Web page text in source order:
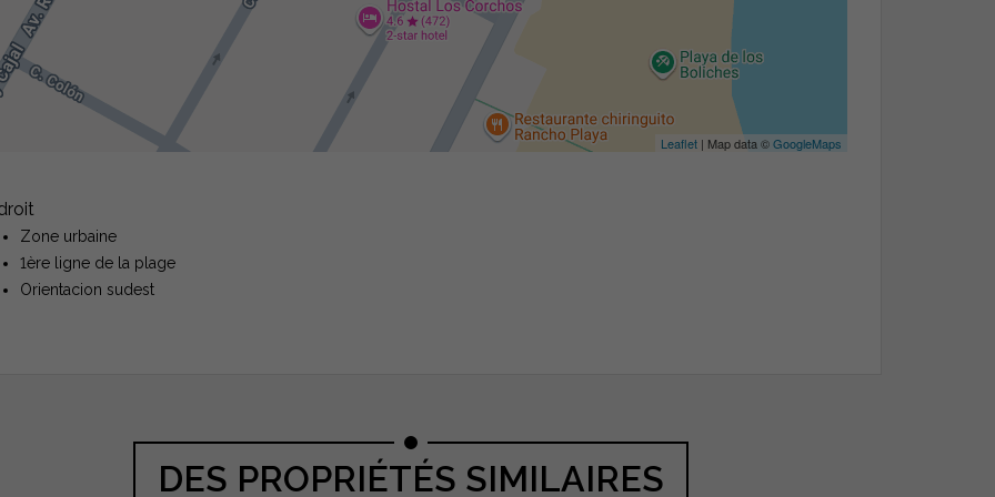
Leaflet | Map data ©GoogleMaps
Zone urbaine
1ère ligne de la plage
Orientacion sudest
DES PROPRIÉTÉS SIMILAIRES